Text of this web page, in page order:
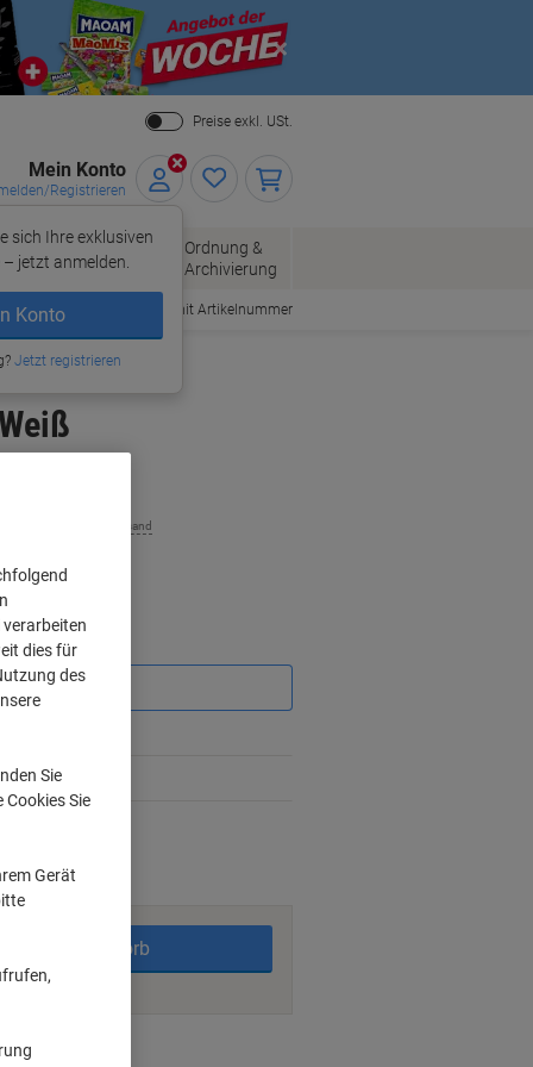
Close
Preise exkl. USt.
Mein Konto
Registrieren
sich Ihre exklusiven
jetzt anmelden.
Konto
Jetzt registrieren
Bürobedarf
Ordnung &
Archivierung
Bestellen mit Artikelnummer
zzgl. Versand
In den Warenkorb
dies für
des
Sie
Sie
Gerät